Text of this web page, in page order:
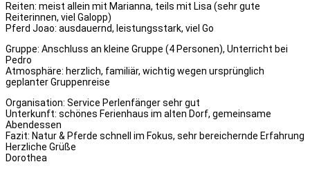
Reiten: meist allein mit Marianna, teils mit Lisa (sehr gute
Reiterinnen, viel Galopp)
Pferd Joao: ausdauernd, leistungsstark, viel Go
Gruppe: Anschluss an kleine Gruppe (4 Personen), Unterricht bei
Pedro
Atmosphäre: herzlich, familiär, wichtig wegen ursprünglich
geplanter Gruppenreise
Organisation: Service Perlenfänger sehr gut
Unterkunft: schönes Ferienhaus im alten Dorf, gemeinsame
Abendessen
Fazit: Natur & Pferde schnell im Fokus, sehr bereichernde Erfahrung
Herzliche Grüße
Dorothea